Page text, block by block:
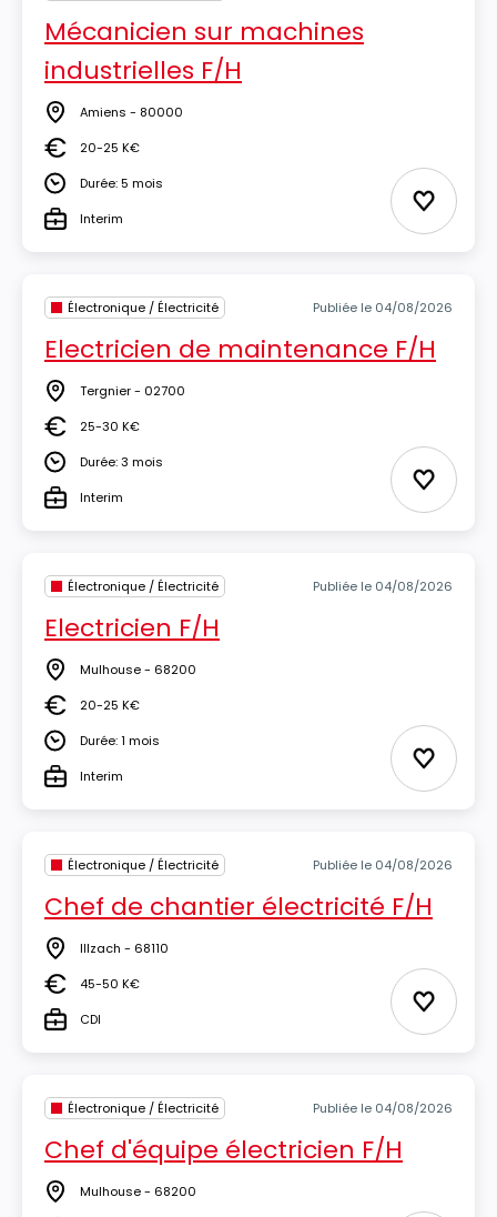
Mécanicien sur machines
industrielles F/H
Lieu Amiens - 80000
Salaire20-25 K€
DuréeDurée: 5 mois
TypeInterim Ajouter
Électronique / Électricité Publiée le 04/08/2026
Electricien de maintenance F/H
Lieu Tergnier - 02700
Salaire25-30 K€
DuréeDurée: 3 mois
TypeInterim Ajouter
Électronique / Électricité Publiée le 04/08/2026
Electricien F/H
Lieu Mulhouse - 68200
Salaire20-25 K€
DuréeDurée: 1 mois
TypeInterim Ajouter
Électronique / Électricité Publiée le 04/08/2026
Chef de chantier électricité F/H
Lieu Illzach - 68110
Salaire45-50 K€
TypeCDI Ajouter
Électronique / Électricité Publiée le 04/08/2026
Chef d'équipe électricien F/H
Lieu Mulhouse - 68200